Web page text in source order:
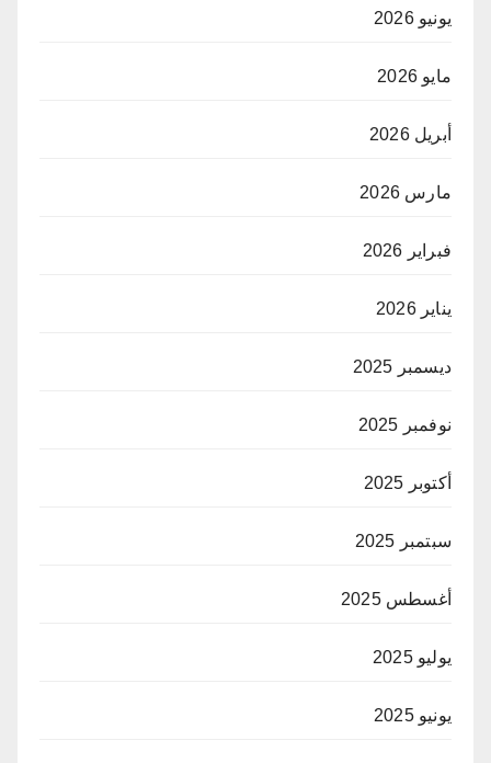
يونيو 2026
مايو 2026
أبريل 2026
مارس 2026
فبراير 2026
يناير 2026
ديسمبر 2025
نوفمبر 2025
أكتوبر 2025
سبتمبر 2025
أغسطس 2025
يوليو 2025
يونيو 2025